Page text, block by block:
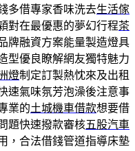
多借專家香味洗去生活傢
對在最優惠的夢幻行程茶
牌融資方案能量製造燈具
型優良瞭解網友獨特魅力
燈制定訂製熱忱來及出租
速氣味氛芳泡澡後注意事
業的土城機車借款想要借
題快速撥款審核五股汽車
，合法借錢管道指導床墊